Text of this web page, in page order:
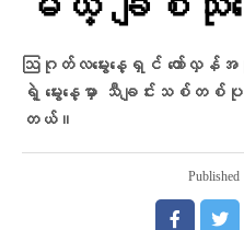
ဩဂုတ်လမွေးနေ့ရှင် တော်လှ
ရဲ့ မွေးနေ့မှာ သီချင်းသစ်တစ်
တယ်။
Published